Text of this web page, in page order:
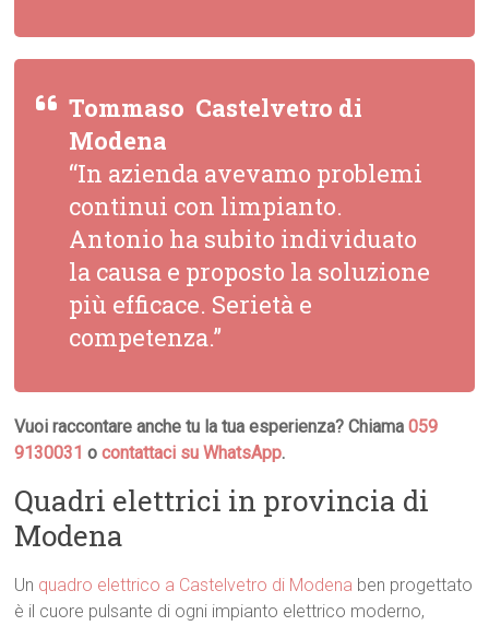
Tommaso  Castelvetro di
Modena
“In azienda avevamo problemi
continui con limpianto.
Antonio ha subito individuato
la causa e proposto la soluzione
più efficace. Serietà e
competenza.”
Vuoi raccontare anche tu la tua esperienza? Chiama059
9130031 ocontattaci su WhatsApp.
Quadri elettrici in provincia di
Modena
Un quadro elettrico a Castelvetro di Modena ben progettato
è il cuore pulsante di ogni impianto elettrico moderno,